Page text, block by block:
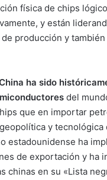
física de chips
y están
producción y
ha sido
del
que en importar
y tecnológica
estadounidense ha
de exportación y ha
chinas en su «Lista